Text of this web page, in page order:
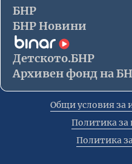
БНР
БНР Новини
Детското.БНР
Архивен фонд на
Общи условия за
Политика за
Политика